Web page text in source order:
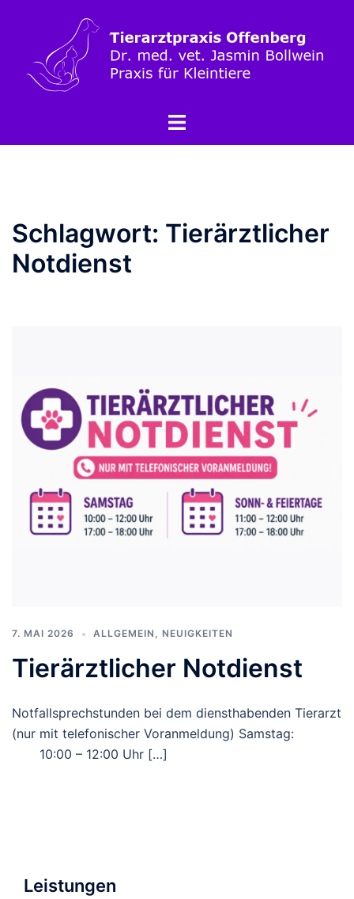
Schlagwort: Tierärztlicher
Notdienst
7. MAI 2026 ALLGEMEIN , NEUIGKEITEN
Tierärztlicher Notdienst
Notfallsprechstunden bei dem diensthabenden Tierarzt
(nur mit telefonischer Voranmeldung) Samstag:
10:00 – 12:00 Uhr […]
Leistungen